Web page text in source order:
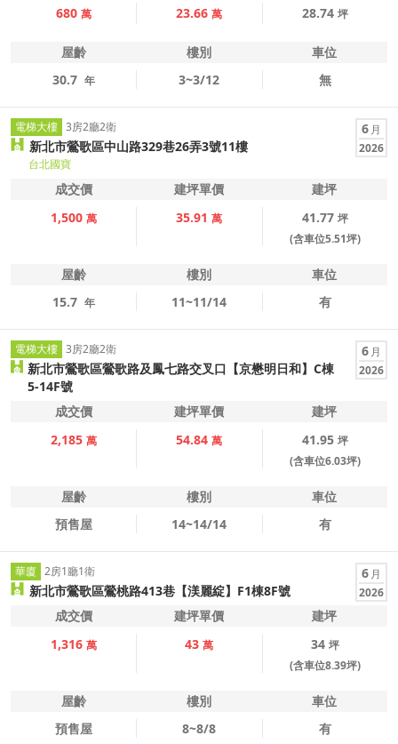
680 萬 23.66 萬 28.74 坪
屋齡 樓別
車位
30.7 年 3~3/12 無
電梯大樓 3房2廳2衛
新北市鶯歌區中山路329巷26弄3號11樓
台北國寶
6 月
2026
成交價 建坪單價
建坪
1,500 萬 35.91 萬 41.77 坪
(含車位5.51坪)
屋齡 樓別
車位
15.7 年 11~11/14 有
電梯大樓 3房2廳2衛
新北市鶯歌區鶯歌路及鳳七路交叉口【京懋明日和】C棟
5-14F號
6 月
2026
成交價 建坪單價
建坪
2,185 萬 54.84 萬 41.95 坪
(含車位6.03坪)
屋齡 樓別
車位
預售屋
14~14/14 有
華廈 2房1廳1衛
新北市鶯歌區鶯桃路413巷【渼麗綻】F1棟8F號
6 月
2026
成交價 建坪單價
建坪
1,316 萬 43 萬 34 坪
(含車位8.39坪)
屋齡 樓別
車位
預售屋
8~8/8 有